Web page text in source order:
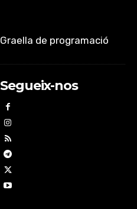
Graella de programació
Segueix-nos